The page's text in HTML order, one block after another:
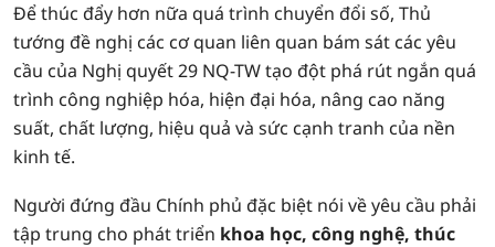
Để thúc đẩy hơn nữa quá trình chuyển đổi số, Thủ
tướng đề nghị các cơ quan liên quan bám sát các yêu
cầu của Nghị quyết 29 NQ-TW tạo đột phá rút ngắn quá
trình công nghiệp hóa, hiện đại hóa, nâng cao năng
suất, chất lượng, hiệu quả và sức cạnh tranh của nền
kinh tế.
Người đứng đầu Chính phủ đặc biệt nói về yêu cầu phải
tập trung cho phát triển khoa học, công nghệ, thúc